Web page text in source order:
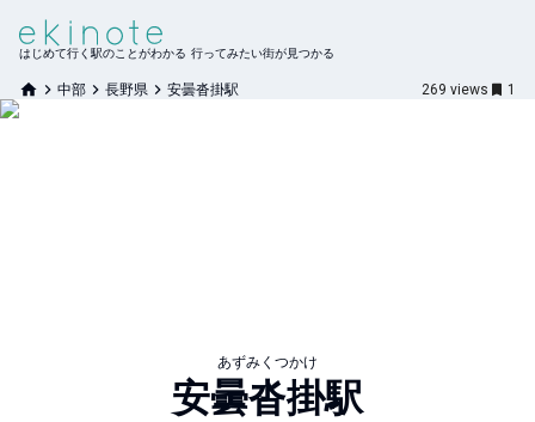
はじめて行く駅のことがわかる 行ってみたい街が見つかる
中部 長野県 安曇沓掛駅 269 views 1
あずみくつかけ
安曇沓掛駅